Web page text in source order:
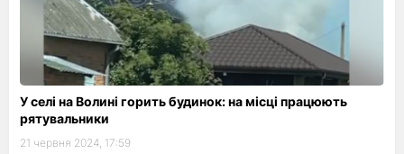
У селі на Волині горить будинок: на місці працюють
рятувальники
21 червня 2024, 17:59